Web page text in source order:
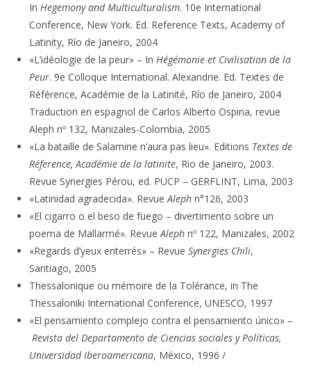
InHegemony and Multiculturalism. 10e International
Conference, New York. Ed. Reference Texts, Academy of
Latinity, Río de Janeiro, 2004
«L’idéologie de la peur» – InHégémonie et Civilisation de la
Peur. 9e Colloque International. Alexandrie. Ed. Textes de
Référence, Académie de la Latinité, Río de Janeiro, 2004
Traduction en espagnol de Carlos Alberto Ospina, revue
Aleph nº 132, Manizales-Colombia, 2005
«La bataille de Salamine n’aura pas lieu». Editions Textes de
Réference, Académie de la latinite, Rio de Janeiro, 2003.
Revue Synergies Pérou, ed. PUCP – GERFLINT, Lima, 2003
«Latinidad agradecida». RevueAleph n°126, 2003
«El cigarro o el beso de fuego – divertimento sobre un
poema de Mallarmé». RevueAleph nº 122, Manizales, 2002
«Regards d’yeux enterrés» – RevueSynergies Chili,
Santiago, 2005
Thessalonique ou mémoire de la Tolérance, in The
Thessaloniki International Conference, UNESCO, 1997
«El pensamiento complejo contra el pensamiento único» –
Revista del Departamento de Ciencias sociales y Políticas,
Universidad Iberoamericana, México, 1996 /